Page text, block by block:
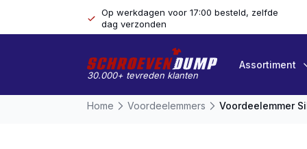
Op werkdagen voor 17:00 besteld, zelfde
dag verzonden
30.000+ tevreden klanten
Assortiment
Home Voordeelemmers Voordeelemmer